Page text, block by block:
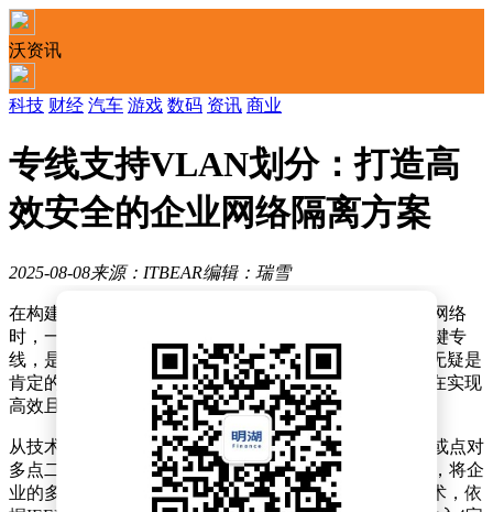
沃资讯
科技 财经 汽车 游戏 数码 资讯 商业
专线支持VLAN划分：打造高
效安全的企业网络隔离方案
2025-08-08来源：ITBEAR编辑：瑞雪
在构建跨越多个分支机构、数据中心及业务部门的企业网络
时，一个关键问题随之浮现：那些承载着核心业务的关键专
线，是否具备VLAN（虚拟局域网）划分的能力？答案无疑是
肯定的。专线不仅天然支持VLAN划分，而且这一特性在实现
高效且安全的网络隔离中发挥着核心作用。
从技术基础来看，专线的本质是运营商所提供的点对点或点对
多点二层透明传输通道。它就像是一条专属的高速公路，将企
业的多个物理站点在数据链路层紧密相连。而VLAN技术，依